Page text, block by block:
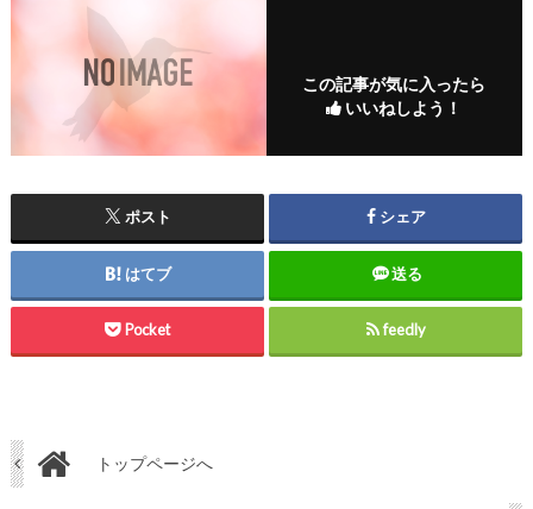
この記事が気に入ったら
いいねしよう！
ポスト シェア
はてブ 送る
Pocket feedly
トップページへ